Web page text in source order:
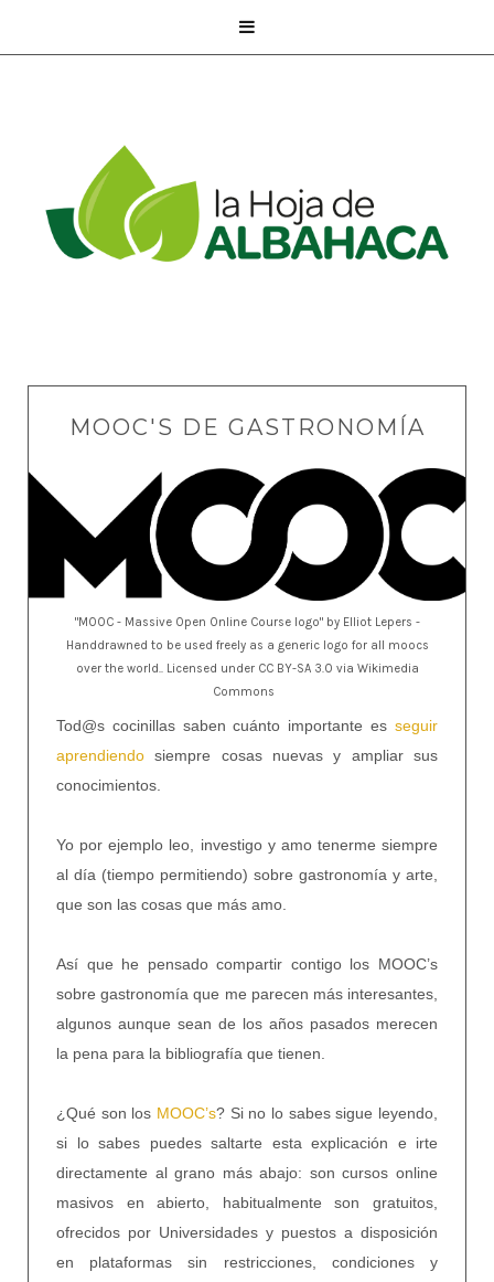

MOOC'S DE GASTRONOMÍA
"MOOC - Massive Open Online Course logo" by Elliot Lepers -
Handdrawned to be used freely as a generic logo for all moocs
over the world.. Licensed under CC BY-SA 3.0 via Wikimedia
Commons
Tod@s cocinillas saben cuánto importante es seguir
aprendiendo siempre cosas nuevas y ampliar sus
conocimientos.
Yo por ejemplo leo, investigo y amo tenerme siempre
al día (tiempo permitiendo) sobre gastronomía y arte,
que son las cosas que más amo.
Así que he pensado compartir contigo los MOOC’s
sobre gastronomía que me parecen más interesantes,
algunos aunque sean de los años pasados merecen
la pena para la bibliografía que tienen.
¿Qué son los MOOC’s? Si no lo sabes sigue leyendo,
si lo sabes puedes saltarte esta explicación e irte
directamente al grano más abajo: son cursos online
masivos en abierto, habitualmente son gratuitos,
ofrecidos por Universidades y puestos a disposición
en plataformas sin restricciones, condiciones y